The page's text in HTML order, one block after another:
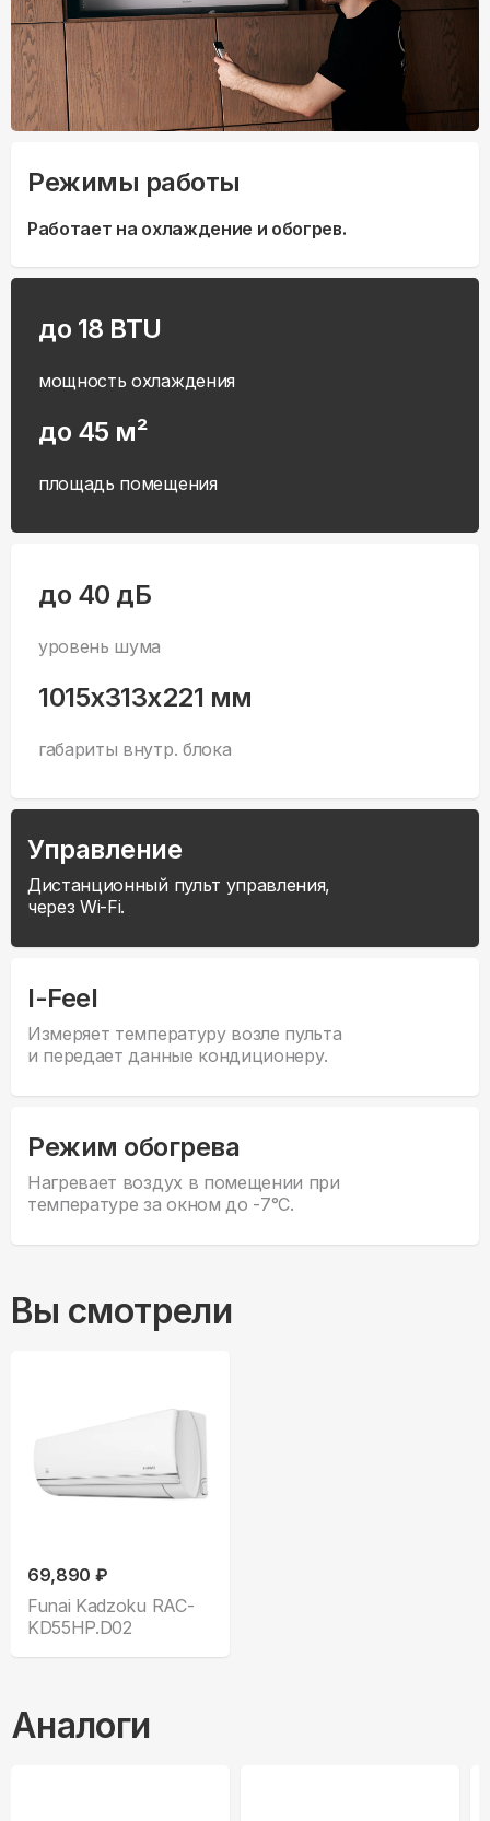
Режимы работы
Работает на охлаждение и обогрев.
до 18 BTU
мощность охлаждения
до 45 м²
площадь помещения
до 40 дБ
уровень шума
1015x313x221 мм
габариты внутр. блока
Управление
Дистанционный пульт управления,
через Wi-Fi.
I-Feel
Измеряет температуру возле пульта
и передает данные кондиционеру.
Режим обогрева
Нагревает воздух в помещении при
температуре за окном до -7°С.
Вы смотрели
69,890 ₽
Funai Kadzoku RAC-
KD55HP.D02
Аналоги